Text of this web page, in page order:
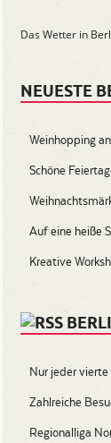
Das Wetter in
NEUESTE
Weinhopping
Schöne
Auf eine heiße
Kreative
Nur jeder
Zahlreiche
Regionalliga